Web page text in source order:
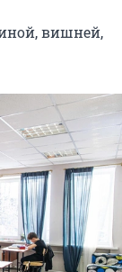
вишней,